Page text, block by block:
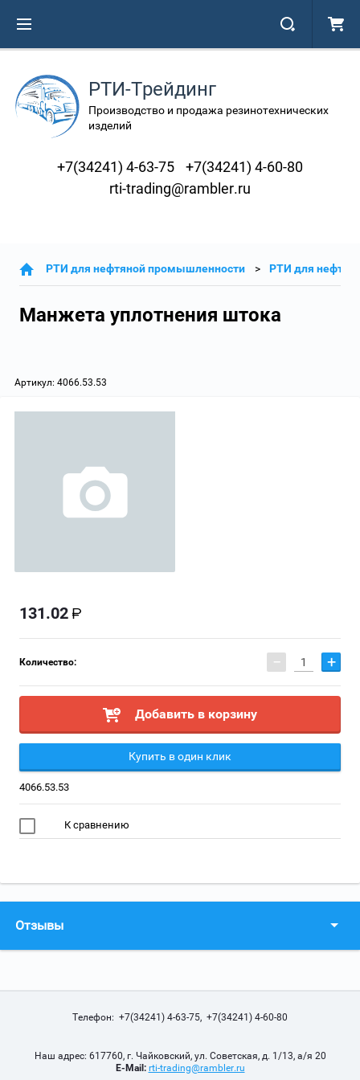
РТИ-Трейдинг
Производство и продажа резинотехнических
изделий
+7(34241) 4-63-75
+7(34241) 4-60-80
rti-trading@rambler.ru
РТИ для нефтяной промышленности РТИ для
Манжета уплотнения штока
Артикул: 4066.53.53
131.02
Количество: − +
Добавить в корзину
Купить в один клик
4066.53.53
К сравнению
Отзывы
Телефон: +7(34241) 4-63-75, +7(34241) 4-60-80
Наш адрес: 617760, г. Чайковский, ул. Советская, д. 1/13, а/я 20
E-Mail: rti-trading@rambler.ru